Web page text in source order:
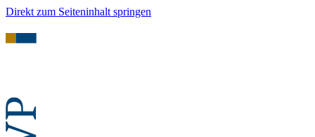
Direkt zum Seiteninhalt springen